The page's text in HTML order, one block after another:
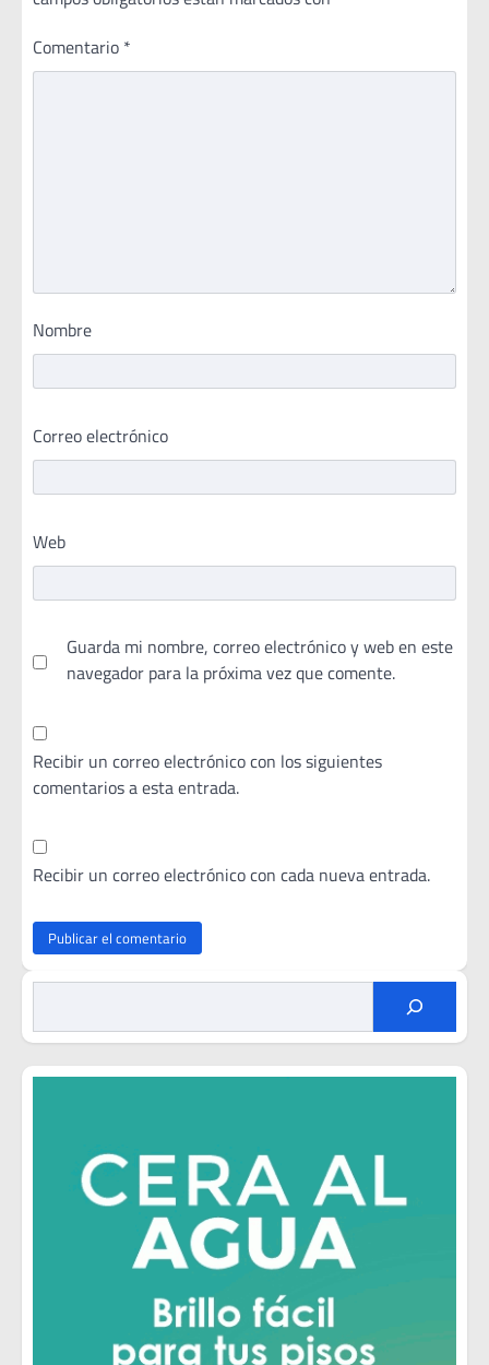
Comentario *
Nombre
Correo electrónico
Web
Guarda mi nombre, correo electrónico y web en este
navegador para la próxima vez que comente.
Recibir un correo electrónico con los siguientes
comentarios a esta entrada.
Recibir un correo electrónico con cada nueva entrada.